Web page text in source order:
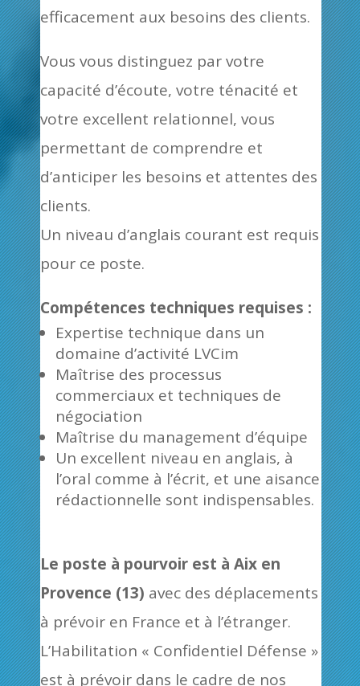
efficacement aux besoins des clients.
Vous vous distinguez par votre
capacité d’écoute, votre ténacité et
votre excellent relationnel, vous
permettant de comprendre et
d’anticiper les besoins et attentes des
clients.
Un niveau d’anglais courant est requis
pour ce poste.
Compétences techniques requises :
Expertise technique dans un
domaine d’activité LVCim
Maîtrise des processus
commerciaux et techniques de
négociation
Maîtrise du management d’équipe
Un excellent niveau en anglais, à
l’oral comme à l’écrit, et une aisance
rédactionnelle sont indispensables.
Le poste à pourvoir est à Aix en
Provence (13) avec des déplacements
à prévoir en France et à l’étranger.
L’Habilitation « Confidentiel Défense »
est à prévoir dans le cadre de nos